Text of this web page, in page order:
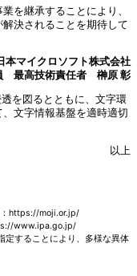
を継承することにより、
決されることを期待して
本マイクロソフト株式会社
最高技術責任者 榊原 彰
を図るとともに、文字環
文字情報基盤を適時適切
以上
：https://moji.or.jp/
www.ipa.go.jp/
定することにより、多様な異体